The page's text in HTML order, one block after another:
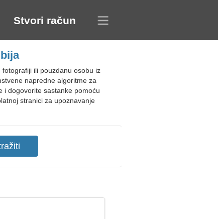
Stvori račun
ili pouzdanu osobu iz
napredne algoritme za
i dogovorite sastanke pomoću
stranici za upoznavanje